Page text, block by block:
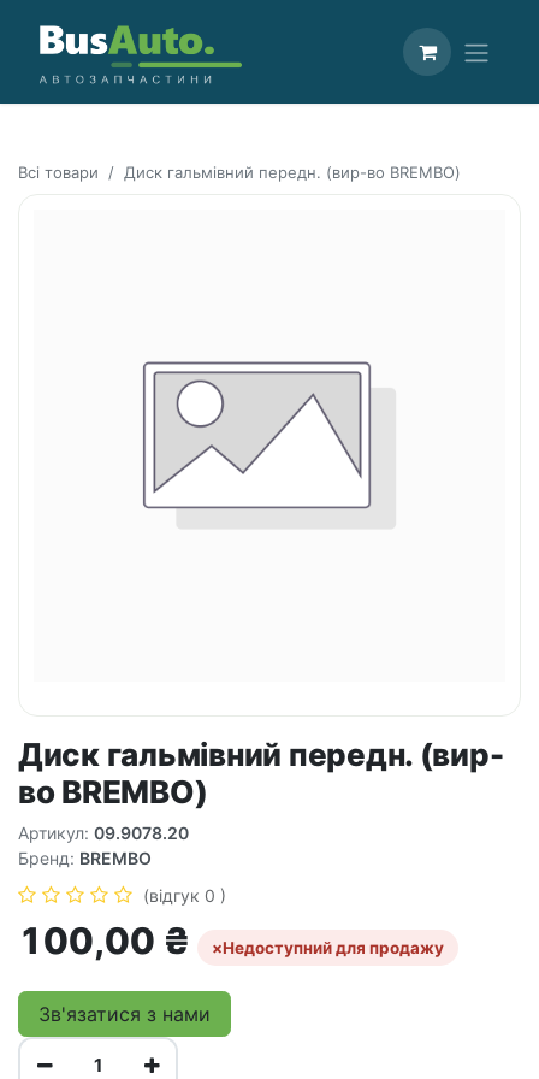
Всі товари Диск гальмівний передн. (вир-во BREMBO)
Диск гальмівний передн. (вир-
во BREMBO)
Артикул: 09.9078.20
Бренд: BREMBO
(відгук 0 )
100,00 ₴ ×Недоступний для продажу
Зв'язатися з нами